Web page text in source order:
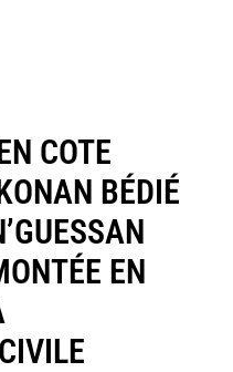
COTE
BÉDIÉ
EN